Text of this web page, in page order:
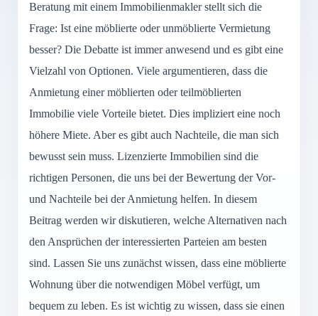
Beratung mit einem Immobilienmakler stellt sich die
Frage: Ist eine möblierte oder unmöblierte Vermietung
besser? Die Debatte ist immer anwesend und es gibt eine
Vielzahl von Optionen. Viele argumentieren, dass die
Anmietung einer möblierten oder teilmöblierten
Immobilie viele Vorteile bietet. Dies impliziert eine noch
höhere Miete. Aber es gibt auch Nachteile, die man sich
bewusst sein muss. Lizenzierte Immobilien sind die
richtigen Personen, die uns bei der Bewertung der Vor-
und Nachteile bei der Anmietung helfen. In diesem
Beitrag werden wir diskutieren, welche Alternativen nach
den Ansprüchen der interessierten Parteien am besten
sind. Lassen Sie uns zunächst wissen, dass eine möblierte
Wohnung über die notwendigen Möbel verfügt, um
bequem zu leben. Es ist wichtig zu wissen, dass sie einen